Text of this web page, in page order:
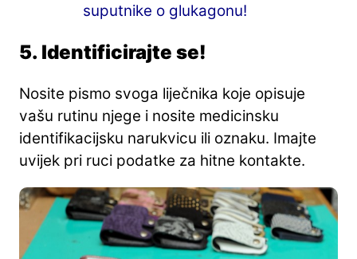
suputnike o glukagonu!
5. Identificirajte se!
Nosite pismo svoga liječnika koje opisuje
vašu rutinu njege i nosite medicinsku
identifikacijsku narukvicu ili oznaku. Imajte
uvijek pri ruci podatke za hitne kontakte.